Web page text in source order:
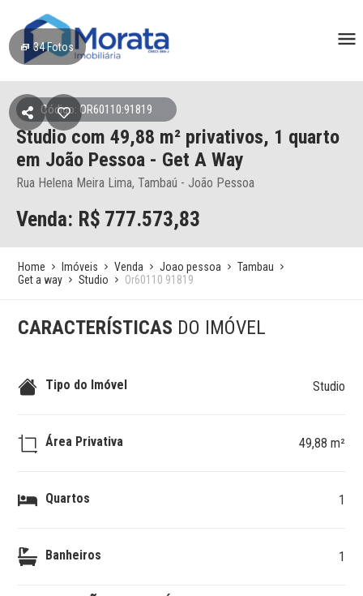
34Fotos
Código: OR60110:91819
Studio com 49,88 m² privativos, 1 quarto
em João Pessoa - Get A Way
Rua Helena Meira Lima, Tambaú - João Pessoa
Venda: R$ 777.573,83
Home Imóveis Venda Joao pessoa
Tambau
Get a way
Studio Or60110 91819
CARACTERÍSTICAS DO IMÓVEL
Tipo do Imóvel Studio
Área Privativa 49,88 m²
Quartos 1
Banheiros 1